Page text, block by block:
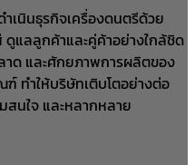
เนินธุรกิจเครื่องดนตรีด้วย
ดูแลลูกค้าและคู่ค้าอย่างใกล้ชิด
าด และศักยภาพการผลิตของ
ทำให้บริษัทเติบโตอย่างต่อ
นใจ และหลากหลาย